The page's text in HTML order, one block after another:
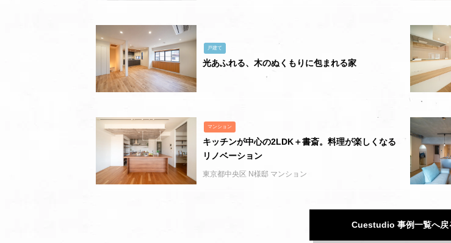
戸建て
光あふれる、木のぬくもりに包まれる家
マンション
キッチンが中心の2LDK＋書斎。料理が楽しくなる
リノベーション
東京都中央区 N様邸 マンション
Cuestudio 事例一覧へ戻